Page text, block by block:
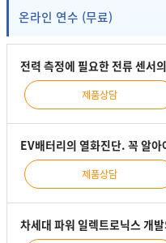
온라인 연수 (무료)
전력 측정에 필요한 전류 센서
제품상담
EV배터리의 열화진단. 꼭 알
제품상담
차세대 파워 일렉트로닉스 개